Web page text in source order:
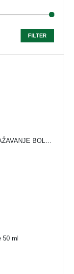
FILTER
TIGROVA MAST ZA UBLAŽAVANJE BOLOVA I ZAGRIJAVANJE MIŠIĆA
ml